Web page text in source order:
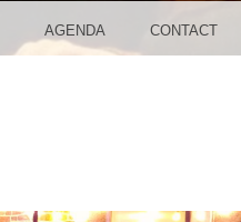
AGENDA CONTACT